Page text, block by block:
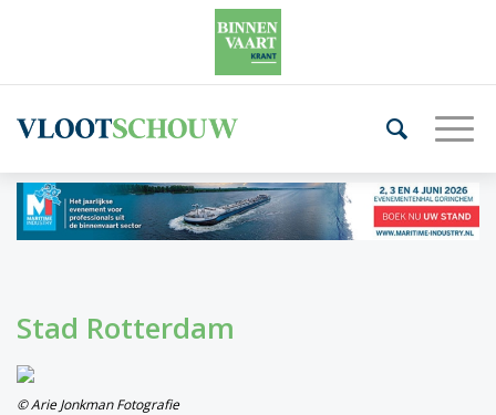
Stad Rotterdam
© Arie Jonkman Fotografie